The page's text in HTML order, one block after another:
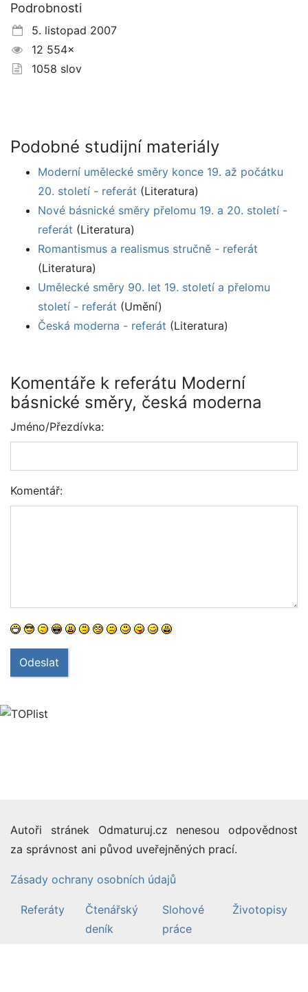
Podrobnosti
5. listopad 2007
12 554×
1058 slov
Podobné studijní materiály
Moderní umělecké směry konce 19. až počátku
20. století - referát (Literatura)
Nové básnické směry přelomu 19. a 20. století -
referát (Literatura)
Romantismus a realismus stručně - referát
(Literatura)
Umělecké směry 90. let 19. století a přelomu
století - referát (Umění)
Česká moderna - referát (Literatura)
Komentáře k referátu Moderní
básnické směry, česká moderna
Jméno/Přezdívka:
Komentář:
Odeslat
Autoři stránek Odmaturuj.cz nenesou odpovědnost
za správnost ani původ uveřejněných prací.
Zásady ochrany osobních údajů
Referáty
Čtenářský
deník
Slohové
práce
Životopisy